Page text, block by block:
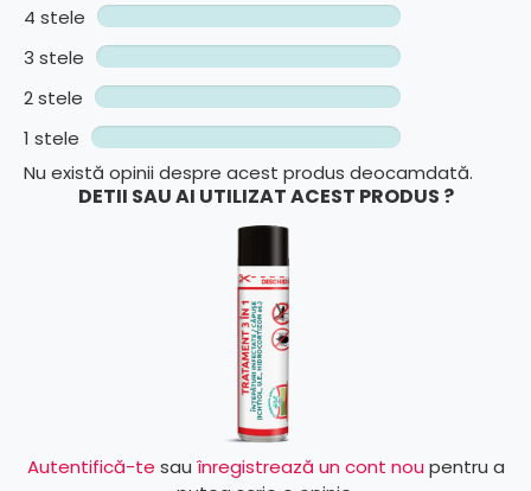
4 stele
3 stele
2 stele
1 stele
Nu există opinii despre acest produs deocamdată.
DETII SAU AI UTILIZAT ACEST PRODUS ?
Autentifică-te sau înregistrează un cont nou pentru a